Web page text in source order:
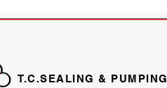
T.C.SEALING & PUMPING